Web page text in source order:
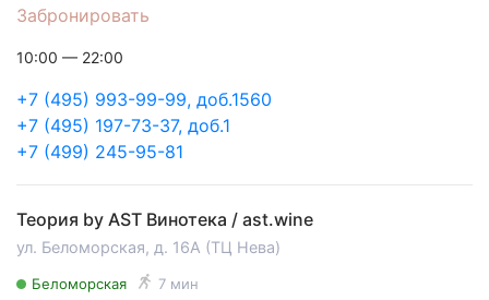
Забронировать
+7 (495) 993-99-99, доб.1560
+7 (495) 197-73-37, доб.1
+7 (499) 245-95-81
10:00 — 22:00
Теория by AST Винотека / ast.wine
ул. Беломорская, д. 16А (ТЦ Нева)
Беломорская 7 мин